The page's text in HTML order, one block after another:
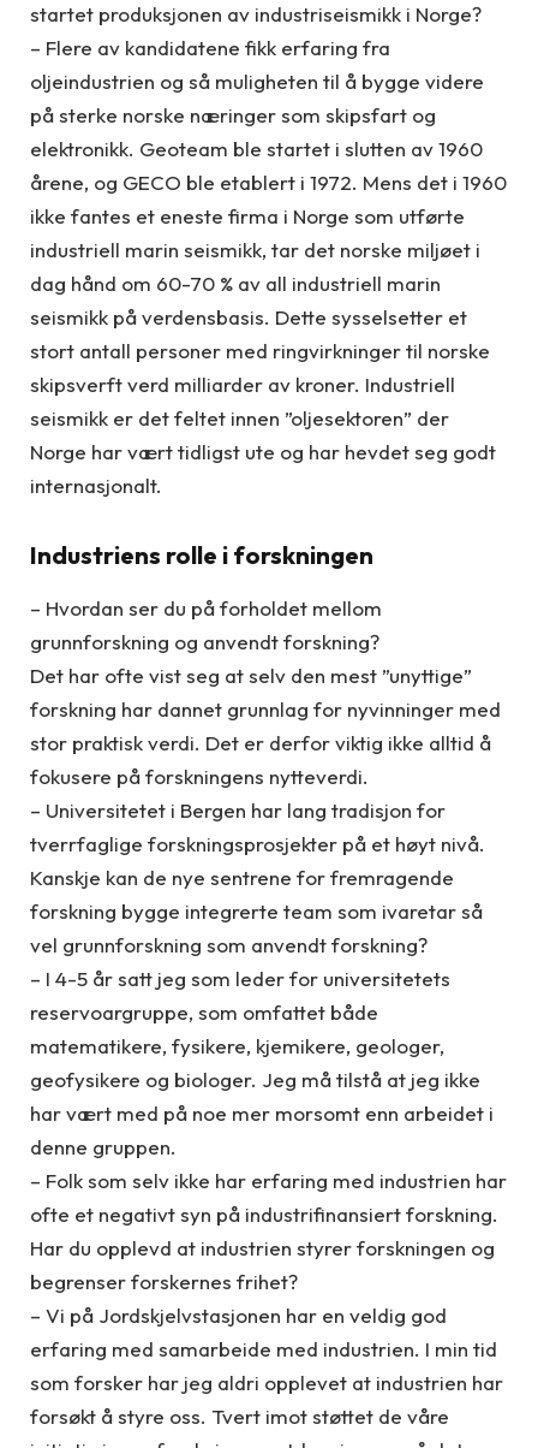
startet produksjonen av industriseismikk i Norge?
– Flere av kandidatene fikk erfaring fra
oljeindustrien og så muligheten til å bygge videre
på sterke norske næringer som skipsfart og
elektronikk. Geoteam ble startet i slutten av 1960
årene, og GECO ble etablert i 1972. Mens det i 1960
ikke fantes et eneste firma i Norge som utførte
industriell marin seismikk, tar det norske miljøet i
dag hånd om 60-70 % av all industriell marin
seismikk på verdensbasis. Dette sysselsetter et
stort antall personer med ringvirkninger til norske
skipsverft verd milliarder av kroner. Industriell
seismikk er det feltet innen ”oljesektoren” der
Norge har vært tidligst ute og har hevdet seg godt
internasjonalt.
Industriens rolle i forskningen
– Hvordan ser du på forholdet mellom
grunnforskning og anvendt forskning?
Det har ofte vist seg at selv den mest ”unyttige”
forskning har dannet grunnlag for nyvinninger med
stor praktisk verdi. Det er derfor viktig ikke alltid å
fokusere på forskningens nytteverdi.
– Universitetet i Bergen har lang tradisjon for
tverrfaglige forskningsprosjekter på et høyt nivå.
Kanskje kan de nye sentrene for fremragende
forskning bygge integrerte team som ivaretar så
vel grunnforskning som anvendt forskning?
– I 4-5 år satt jeg som leder for universitetets
reservoargruppe, som omfattet både
matematikere, fysikere, kjemikere, geologer,
geofysikere og biologer. Jeg må tilstå at jeg ikke
har vært med på noe mer morsomt enn arbeidet i
denne gruppen.
– Folk som selv ikke har erfaring med industrien har
ofte et negativt syn på industrifinansiert forskning.
Har du opplevd at industrien styrer forskningen og
begrenser forskernes frihet?
– Vi på Jordskjelvstasjonen har en veldig god
erfaring med samarbeide med industrien. I min tid
som forsker har jeg aldri opplevet at industrien har
forsøkt å styre oss. Tvert imot støttet de våre